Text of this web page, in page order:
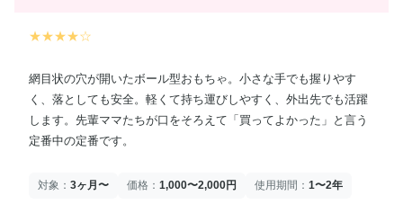
★★★★☆
網目状の穴が開いたボール型おもちゃ。小さな手でも握りやす
く、落としても安全。軽くて持ち運びしやすく、外出先でも活躍
します。先輩ママたちが口をそろえて「買ってよかった」と言う
定番中の定番です。
対象： 3ヶ月〜 価格： 1,000〜2,000円 使用期間： 1〜2年